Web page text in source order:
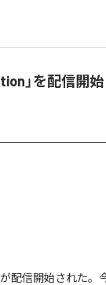
」を配信開始
が配信開始された